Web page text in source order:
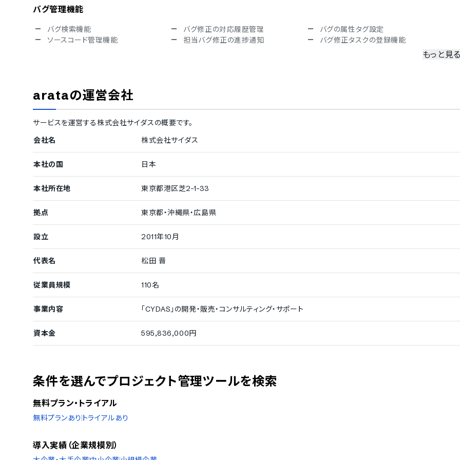
バグ管理機能
バグ検索機能 バグ修正の対応履歴管理
バグの属性タグ設定
ソースコード管理機能
担当バグ修正の進捗通知 バグ修正タスクの登録機能
ファイル共有機能
更新情報のメール通知
Webhook（更新のリアルタイム通知）
もっと見
arataの運営会社
サービスを運営する株式会社サイダスの概要です。
会社名
株式会社サイダス
本社の国 日本
本社所在地 東京都港区芝2-1-33
拠点 東京都・沖縄県・広島県
設立 2011年10月
代表名 松田 晋
従業員規模 110名
事業内容 「CYDAS」の開発・販売・コンサルティング・サポート
資本金 595,836,000円
条件を選んでプロジェクト管理ツールを検索
無料プラン・トライアル
無料プランあり トライアルあり
導入実績（企業規模別）